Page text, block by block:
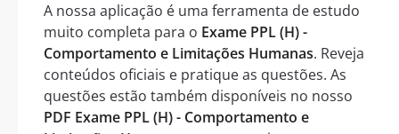
A nossa aplicação é uma ferramenta de estudo
muito completa para o Exame PPL (H) -
Comportamento e Limitações Humanas. Reveja
conteúdos oficiais e pratique as questões. As
questões estão também disponíveis no nosso
PDF Exame PPL (H) - Comportamento e